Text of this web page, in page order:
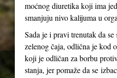
moćnog diuretika koji ima
smanjuju nivo kalijuma u
Sada je i pravi trenutak da
zelenog čaja, odlična je kod
koji je odličan za borbu
stanja, jer pomaže da se